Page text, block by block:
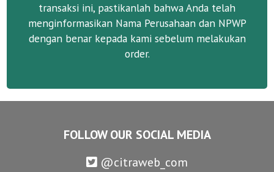
transaksi ini, pastikanlah bahwa Anda telah
menginformasikan Nama Perusahaan dan NPWP
dengan benar kepada kami sebelum melakukan
order.
FOLLOW OUR SOCIAL MEDIA
@citraweb_com